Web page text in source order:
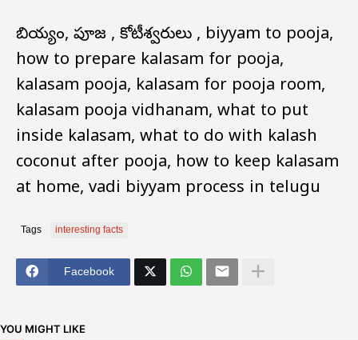
బియ్యం, పూజ , కోటీశ్వరులు , biyyam to pooja,
how to prepare kalasam for pooja,
kalasam pooja, kalasam for pooja room,
kalasam pooja vidhanam, what to put
inside kalasam, what to do with kalash
coconut after pooja, how to keep kalasam
at home, vadi biyyam process in telugu
Tags interesting facts
Facebook
YOU MIGHT LIKE